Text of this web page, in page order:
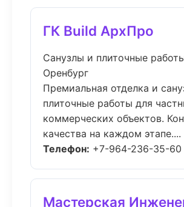
ГК Build АрхПро
Санузлы и плиточные
Оренбург
Премиальная отделка и
плиточные работы для
коммерческих объектов.
качества на каждом этапе....
Телефон: +7-964-236-35-60
Мастерская